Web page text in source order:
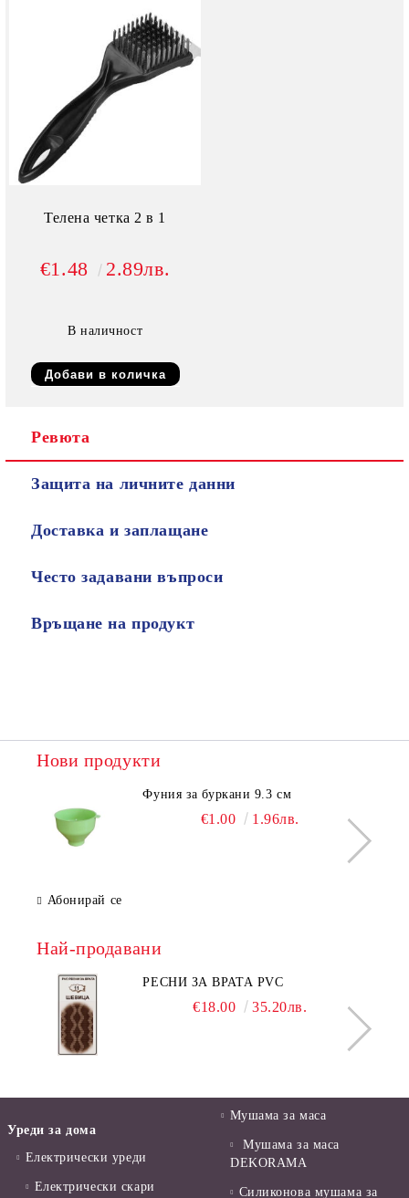
Телена четка 2 в 1
€1.48 2.89лв.
В наличност
Ревюта
Защита на личните данни
Доставка и заплащане
Често задавани въпроси
Връщане на продукт
Нови продукти
Фуния за буркани 9.3 см
€1.00 1.96лв.
Абонирай се
Най-продавани
РЕСНИ ЗА ВРАТА PVC
€18.00 35.20лв.
Уреди за дома
Електрически уреди
Електрически скари
Мушама за маса
Мушама за маса
DEKORAMA
Силиконова мушама за